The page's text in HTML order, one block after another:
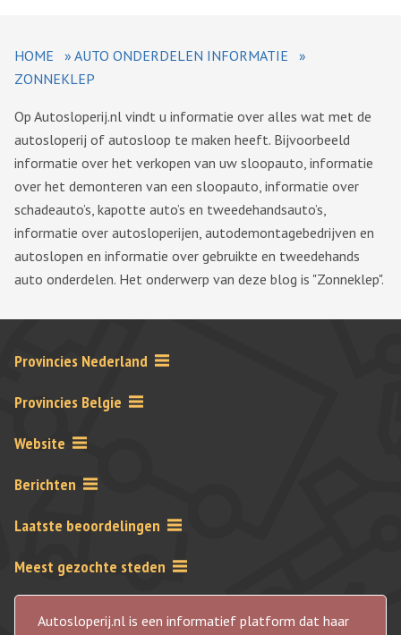
HOME » AUTO ONDERDELEN INFORMATIE
»
ZONNEKLEP
Op Autosloperij.nl vindt u informatie over alles wat met de
autosloperij of autosloop te maken heeft. Bijvoorbeeld
informatie over het verkopen van uw sloopauto, informatie
over het demonteren van een sloopauto, informatie over
schadeauto’s, kapotte auto’s en tweedehandsauto’s,
informatie over autosloperijen, autodemontagebedrijven en
autoslopen en informatie over gebruikte en tweedehands
auto onderdelen. Het onderwerp van deze blog is "Zonneklep".
Provincies Nederland
Provincies Belgie
Website
Berichten
Laatste beoordelingen
Meest gezochte steden
Autosloperij.nl is een informatief platform dat haar